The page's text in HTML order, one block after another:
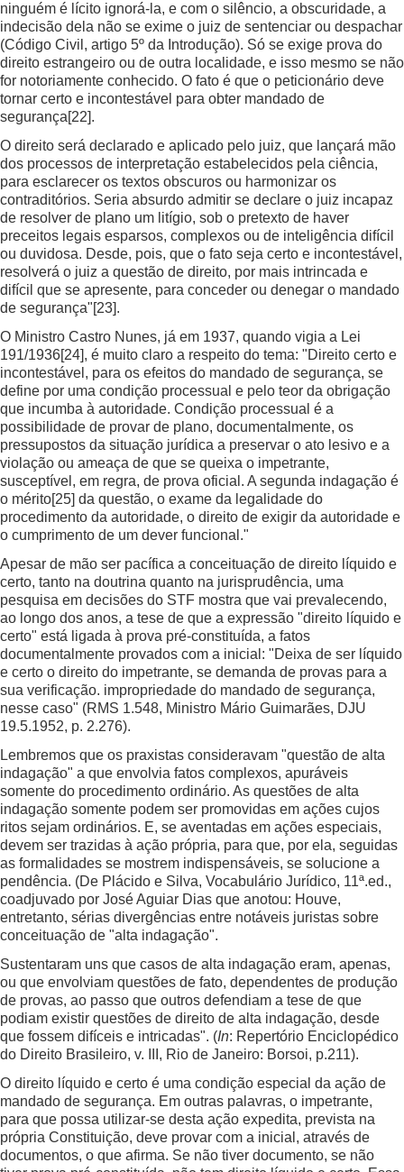
ninguém é lícito ignorá-la, e com o silêncio, a obscuridade, a
indecisão dela não se exime o juiz de sentenciar ou despachar
(Código Civil, artigo 5º da Introdução). Só se exige prova do
direito estrangeiro ou de outra localidade, e isso mesmo se não
for notoriamente conhecido. O fato é que o peticionário deve
tornar certo e incontestável para obter mandado de
segurança[22].
O direito será declarado e aplicado pelo juiz, que lançará mão
dos processos de interpretação estabelecidos pela ciência,
para esclarecer os textos obscuros ou harmonizar os
contraditórios. Seria absurdo admitir se declare o juiz incapaz
de resolver de plano um litígio, sob o pretexto de haver
preceitos legais esparsos, complexos ou de inteligência difícil
ou duvidosa. Desde, pois, que o fato seja certo e incontestável,
resolverá o juiz a questão de direito, por mais intrincada e
difícil que se apresente, para conceder ou denegar o mandado
de segurança"[23].
O Ministro Castro Nunes, já em 1937, quando vigia a Lei
191/1936[24], é muito claro a respeito do tema: "Direito certo e
incontestável, para os efeitos do mandado de segurança, se
define por uma condição processual e pelo teor da obrigação
que incumba à autoridade. Condição processual é a
possibilidade de provar de plano, documentalmente, os
pressupostos da situação jurídica a preservar o ato lesivo e a
violação ou ameaça de que se queixa o impetrante,
susceptível, em regra, de prova oficial. A segunda indagação é
o mérito[25] da questão, o exame da legalidade do
procedimento da autoridade, o direito de exigir da autoridade e
o cumprimento de um dever funcional."
Apesar de mão ser pacífica a conceituação de direito líquido e
certo, tanto na doutrina quanto na jurisprudência, uma
pesquisa em decisões do STF mostra que vai prevalecendo,
ao longo dos anos, a tese de que a expressão "direito líquido e
certo" está ligada à prova pré-constituída, a fatos
documentalmente provados com a inicial: "Deixa de ser líquido
e certo o direito do impetrante, se demanda de provas para a
sua verificação. impropriedade do mandado de segurança,
nesse caso" (RMS 1.548, Ministro Mário Guimarães, DJU
19.5.1952, p. 2.276).
Lembremos que os praxistas consideravam "questão de alta
indagação" a que envolvia fatos complexos, apuráveis
somente do procedimento ordinário. As questões de alta
indagação somente podem ser promovidas em ações cujos
ritos sejam ordinários. E, se aventadas em ações especiais,
devem ser trazidas à ação própria, para que, por ela, seguidas
as formalidades se mostrem indispensáveis, se solucione a
pendência. (De Plácido e Silva, Vocabulário Jurídico, 11ª.ed.,
coadjuvado por José Aguiar Dias que anotou: Houve,
entretanto, sérias divergências entre notáveis juristas sobre
conceituação de "alta indagação".
Sustentaram uns que casos de alta indagação eram, apenas,
ou que envolviam questões de fato, dependentes de produção
de provas, ao passo que outros defendiam a tese de que
podiam existir questões de direito de alta indagação, desde
que fossem difíceis e intricadas". (In: Repertório Enciclopédico
do Direito Brasileiro, v. III, Rio de Janeiro: Borsoi, p.211).
O direito líquido e certo é uma condição especial da ação de
mandado de segurança. Em outras palavras, o impetrante,
para que possa utilizar-se desta ação expedita, prevista na
própria Constituição, deve provar com a inicial, através de
documentos, o que afirma. Se não tiver documento, se não